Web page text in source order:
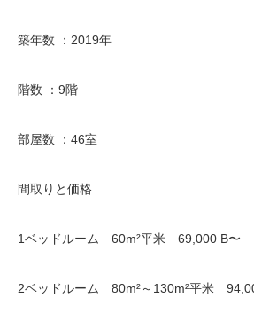
築年数 ：2019年
階数 ：9階
部屋数 ：46室
間取りと価格
1ベッドルーム 60m²平米 69,000 B〜
2ベッドルーム 80m²～130m²平米